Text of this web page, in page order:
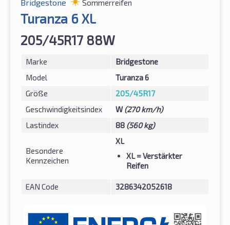
Bridgestone Sommerreifen
Turanza 6 XL
205/45R17 88W
Marke
Bridgestone
Model
Turanza 6
Größe
205/45R17
Geschwindigkeitsindex
W(270 km/h)
Lastindex
88 (560 kg)
Besondere
Kennzeichen
XL
XL= Verstärkter
Reifen
EAN Code 3286342052618